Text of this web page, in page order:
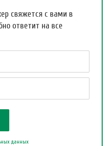
свяжется с вами в
ответит на все
данных